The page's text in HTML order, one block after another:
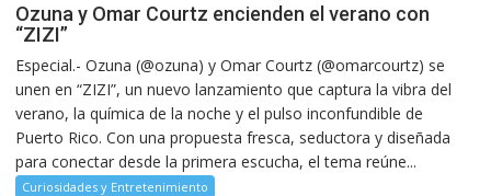
Ozuna y Omar Courtz encienden el verano con
“ZIZI”
Especial.- Ozuna (@ozuna) y Omar Courtz (@omarcourtz) se
unen en “ZIZI”, un nuevo lanzamiento que captura la vibra del
verano, la química de la noche y el pulso inconfundible de
Puerto Rico. Con una propuesta fresca, seductora y diseñada
para conectar desde la primera escucha, el tema reúne...
Curiosidades y Entretenimiento